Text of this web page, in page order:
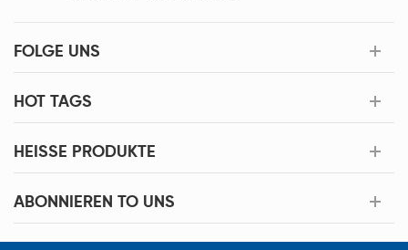
FOLGE UNS
HOT TAGS
HEISSE PRODUKTE
ABONNIEREN TO UNS